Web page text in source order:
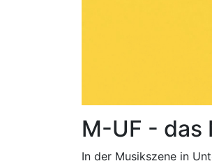
M-UF - das
In der Musikszene in